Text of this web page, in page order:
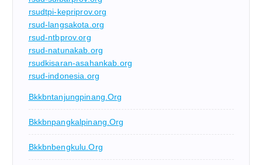
rsudtpi-kepriprov.org
rsud-langsakota.org
rsud-ntbprov.org
rsud-natunakab.org
rsudkisaran-asahankab.org
rsud-indonesia.org
Bkkbntanjungpinang.org
Bkkbnpangkalpinang.org
Bkkbnbengkulu.org